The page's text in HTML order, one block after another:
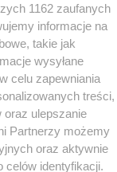
1162 zaufanych
informacje na
takie jak
wysyłane
celu zapewniania
treści,
oraz ulepszanie
Partnerzy możemy
oraz aktywnie
identyfikacji.